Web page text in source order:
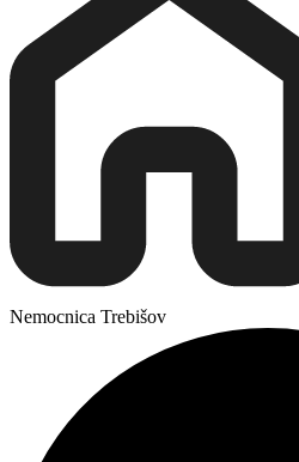
Nemocnica Trebišov